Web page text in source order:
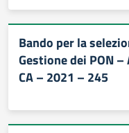
Bando per la
Gestione dei PON –
CA – 2021 – 245